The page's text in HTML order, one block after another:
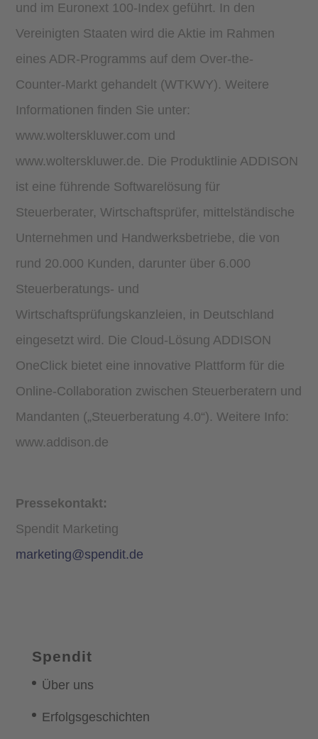
und im Euronext 100-Index geführt. In den
Vereinigten Staaten wird die Aktie im Rahmen
eines ADR-Programms auf dem Over-the-
Counter-Markt gehandelt (WTKWY). Weitere
Informationen finden Sie unter:
www.wolterskluwer.com und
www.wolterskluwer.de. Die Produktlinie ADDISON
ist eine führende Softwarelösung für
Steuerberater, Wirtschaftsprüfer, mittelständische
Unternehmen und Handwerksbetriebe, die von
rund 20.000 Kunden, darunter über 6.000
Steuerberatungs- und
Wirtschaftsprüfungskanzleien, in Deutschland
eingesetzt wird. Die Cloud-Lösung ADDISON
OneClick bietet eine innovative Plattform für die
Online-Collaboration zwischen Steuerberatern und
Mandanten („Steuerberatung 4.0“). Weitere Info:
www.addison.de
Pressekontakt:
Spendit Marketing
marketing@spendit.de
Spendit
Über uns
Erfolgsgeschichten